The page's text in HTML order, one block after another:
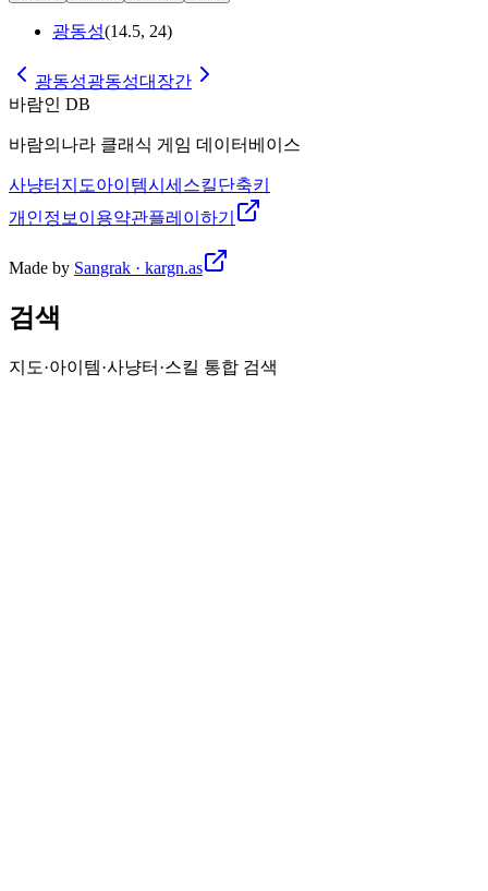
광동성(14.5, 24)
광동성광동성대장간
바람인 DB
바람의나라 클래식 게임 데이터베이스
사냥터 지도아이템시세 스킬단축키
개인정보 이용약관플레이하기
Made by Sangrak · kargn.as
검색
지도·아이템·사냥터·스킬 통합 검색